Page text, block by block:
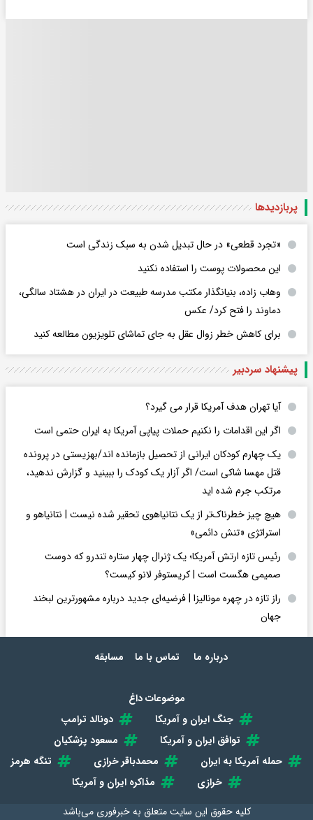
پربازدید‌ها
«تجرد قطعی» در حال تبدیل شدن به سبک زندگی است
این محصولات پوست را استفاده نکنید
وهاب زاده، بنیانگذار مکتب مدرسه طبیعت در ایران در هشتاد سالگی،
دماوند را فتح کرد/ عکس
برای کاهش خطر زوال عقل به جای تماشای تلویزیون مطالعه کنید
پیشنهاد سردبیر
آیا تهران هدف آمریکا قرار می گیرد؟
اگر این اقدامات را نکنیم حملات پیاپی آمریکا به ایران حتمی است
یک چهارم کودکان ایرانی از تحصیل بازمانده اند/بهزیستی در پرونده
قتل مهسا شاکی است/ اگر آزار یک کودک را ببینید و گزارش ندهید،
مرتکب جرم شده اید
هیچ چیز خطرناک‌تر از یک نتانیاهوی تحقیر شده نیست | نتانیاهو و
استراتژی «تنش دائمی»
رئیس تازه ارتش آمریکا؛ یک ژنرال چهار ستاره تندرو که دوست
صمیمی هگست است | کریستوفر لانو کیست؟
راز تازه در چهره مونالیزا | فرضیه‌ای جدید درباره مشهورترین لبخند
جهان
درباره ما تماس با ما مسابقه
موضوعات داغ
جنگ ایران و آمریکا
دونالد ترامپ
توافق ایران و آمریکا
مسعود پزشکیان
حمله آمریکا به ایران
محمدباقر خرازی
تنگه هرمز
خرازی
مذاکره ایران و آمریکا
کلیه حقوق این سایت متعلق بهخبرفوری می‌باشد